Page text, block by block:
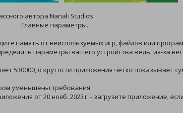
автора Nanali Studios.
Главные параметры.
память от неиспользуемых игр, файлов или
параметры вашего устройства ведь, из-за
530000, о крутости приложения четко показывает
уменьшены требования.
от 20 нояб. 2023 г. - загрузите приложение,